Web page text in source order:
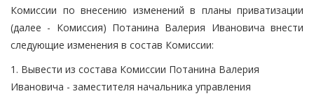
Комиссии по внесению изменений в планы приватизации
(далее - Комиссия) Потанина Валерия Ивановича внести
следующие изменения в состав Комиссии:
1. Вывести из состава Комиссии Потанина Валерия
Ивановича - заместителя начальника управления